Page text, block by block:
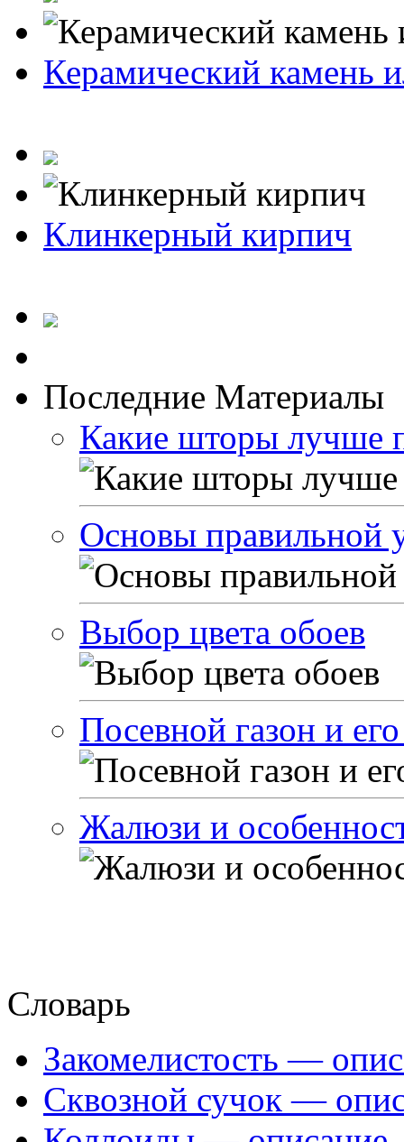
Керамический камень
Клинкерный кирпич
Последние Материалы
Какие шторы лучше
Основы правильной
Выбор цвета обоев
Посевной газон и
Жалюзи и
Словарь
Закомелистость —
Сквозной сучок —